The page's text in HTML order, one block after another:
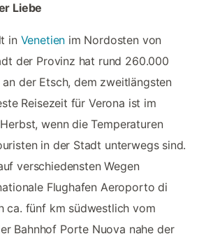
Liebe
in Venetien im Nordosten von
der Provinz hat rund 260.000
der Etsch, dem zweitlängsten
Reisezeit für Verona ist im
wenn die Temperaturen
in der Stadt unterwegs sind.
verschiedensten Wegen
Flughafen Aeroporto di
ca. fünf km südwestlich vom
Bahnhof Porte Nuova nahe der